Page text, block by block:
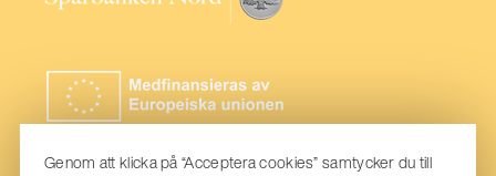
nytt
nytt
fönster)
Genom att klicka på “Acceptera cookies” samtycker du till